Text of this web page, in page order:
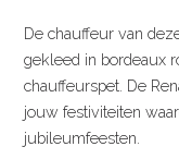
De chauffeur van
gekleed in bordeaux
chauffeurspet. De
jouw festiviteiten
jubileumfeesten.